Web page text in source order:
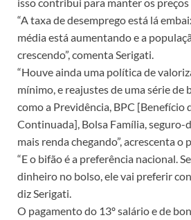
“A taxa de desemprego está lá
média está aumentando e a
crescendo”, comenta Serigati.
“Houve ainda uma política de
mínimo, e reajustes de uma série de
como a Previdência, BPC [Benefício
Continuada], Bolsa Família, seguro-
mais renda chegando”, acrescenta o
“E o bifão é a preferência nacional.
dinheiro no bolso, ele vai preferir
diz Serigati.
O pagamento do 13º salário e de